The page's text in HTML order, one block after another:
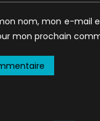
nom, mon e-mail
mon prochain